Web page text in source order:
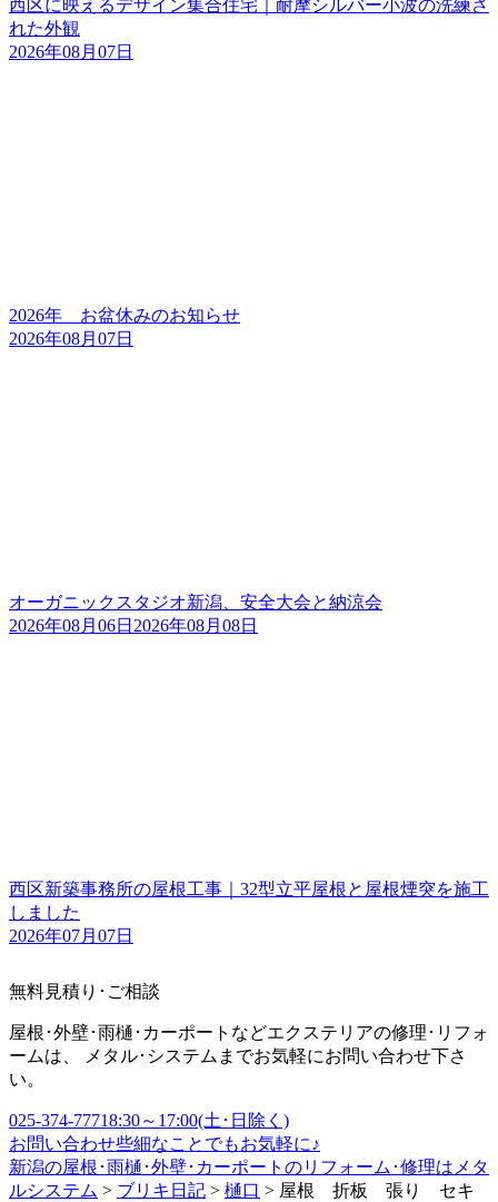
西区に映えるデザイン集合住宅｜耐摩シルバー小波の洗練さ
れた外観
2026年08月07日
2026年 お盆休みのお知らせ
2026年08月07日
オーガニックスタジオ新潟、安全大会と納涼会
2026年08月06日 2026年08月08日
西区新築事務所の屋根工事｜32型立平屋根と屋根煙突を施工
しました
2026年07月07日
無料見積り･ご相談
屋根･外壁･雨樋･カーポートなどエクステリアの修理･リフォ
ームは、 メタル･システムまでお気軽にお問い合わせ下さ
い。
025-374-77718:30～17:00(土･日除く)
お問い合わせ些細なことでもお気軽に♪
新潟の屋根･雨樋･外壁･カーポートのリフォーム･修理はメタ
ルシステム > ブリキ日記 > 樋口 > 屋根 折板 張り セキ